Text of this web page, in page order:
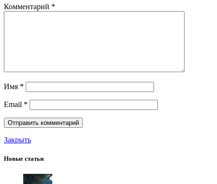
Комментарий *
Имя *
Email *
Закрыть
Новые статьи